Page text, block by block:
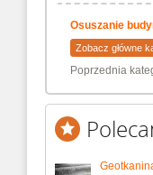
Osuszanie
Zobacz główne
Poprzednia